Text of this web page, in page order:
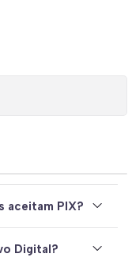
aceitam PIX?
Digital?